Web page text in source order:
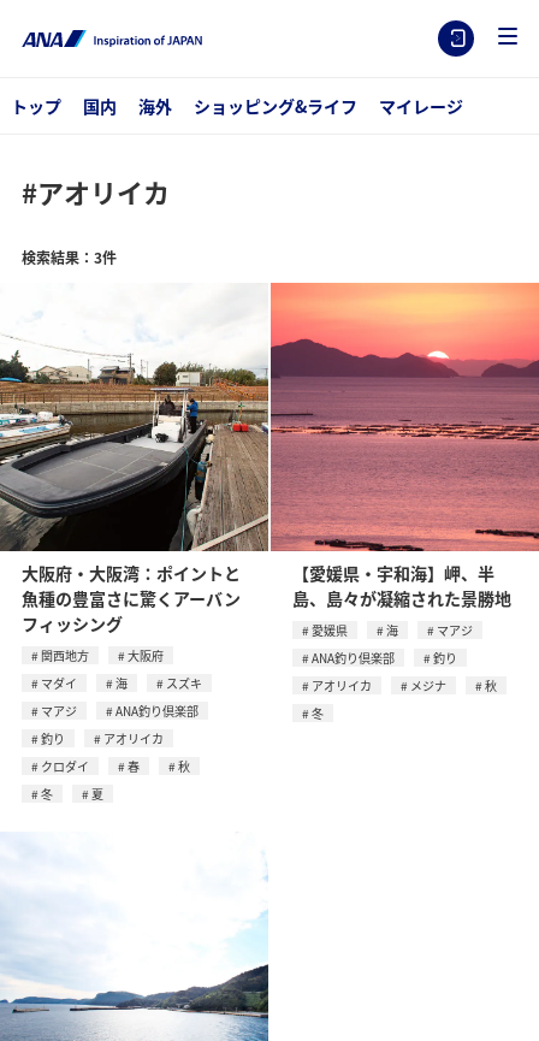
トップ 国内 海外 ショッピング&ライフ マイレージ
#アオリイカ
検索結果：3件
大阪府・大阪湾：ポイントと
魚種の豊富さに驚くアーバン
フィッシング
関西地方
大阪府
マダイ
海
スズキ
マアジ
ANA釣り倶楽部
釣り
アオリイカ
クロダイ
春
秋
冬
夏
【愛媛県・宇和海】岬、半
島、島々が凝縮された景勝地
愛媛県 海
マアジ
ANA釣り倶楽部
釣り
アオリイカ
メジナ
秋
冬